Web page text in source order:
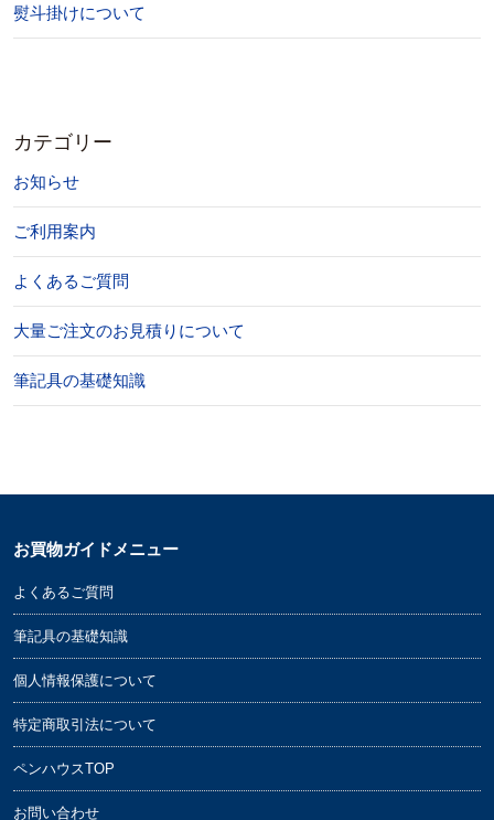
熨斗掛けについて
カテゴリー
お知らせ
ご利用案内
よくあるご質問
大量ご注文のお見積りについて
筆記具の基礎知識
お買物ガイドメニュー
よくあるご質問
筆記具の基礎知識
個人情報保護について
特定商取引法について
ペンハウスTOP
お問い合わせ